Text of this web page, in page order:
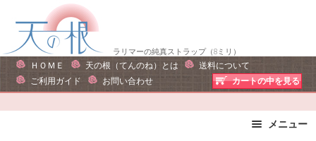
ー
ョ
ン
ン
へ
ス
ラリマーの純真ストラップ（8ミリ）
ＨＯＭＥ 天の根（てんのね）とは
送料について
ご利用ガイド
お問い合わせ カートの中を見る
メニュー